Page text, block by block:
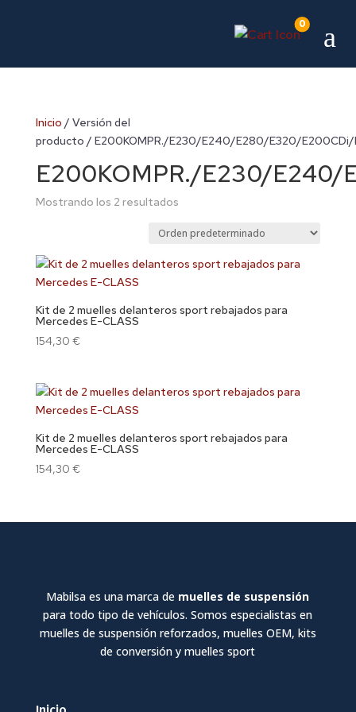
0 a
Inicio / Versión del
producto / E200KOMPR./E230/E240/E280/E320/
E200KOMPR./E230/
Mostrando los 2 resultados
Kit de 2 muelles delanteros sport rebajados para
Mercedes E-CLASS
154,30 €
Kit de 2 muelles delanteros sport rebajados para
Mercedes E-CLASS
154,30 €
Mabilsa es una marca de muelles de suspensión
para todo tipo de vehículos. Somos especialistas en
muelles de suspensión reforzados, muelles OEM, kits
de conversión y muelles sport